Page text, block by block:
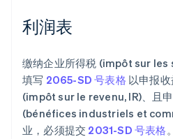
利润表
缴纳企业所得税 (impôt sur les
填写 2065-SD 号表格 以申报
(impôt sur le revenu, IR)、且
(bénéfices industriels et
业，必须提交 2031-SD 号表格。